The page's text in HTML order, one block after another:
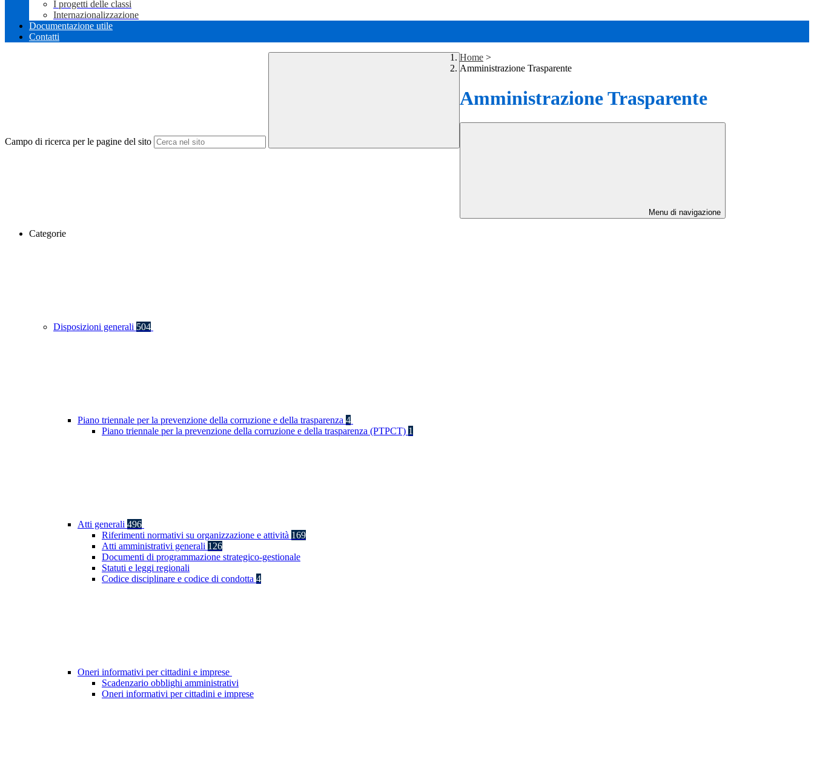
I progetti delle classi
Internazionalizzazione
Documentazione utile
Contatti
Campo di ricerca per le pagine del sito
Home >
Amministrazione Trasparente
Amministrazione Trasparente
Menu di navigazione
Categorie
Disposizioni generali 504
Piano triennale per la prevenzione della corruzione e della trasparenza 4
Piano triennale per la prevenzione della corruzione e della trasparenza (PTPCT) 1
Atti generali 496
Riferimenti normativi su organizzazione e attività 169
Atti amministrativi generali 126
Documenti di programmazione strategico-gestionale
Statuti e leggi regionali
Codice disciplinare e codice di condotta 4
Oneri informativi per cittadini e imprese
Scadenzario obblighi amministrativi
Oneri informativi per cittadini e imprese